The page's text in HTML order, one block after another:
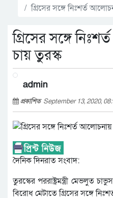
গ্রিসের সঙ্গে নিঃশর্ত
গ্রিসের সঙ্গে
চায় তুরস্ক
admin
প্রকাশিত September 13, 2020,
দৈনিক দিনরাত সংবাদ:
তুরস্কের পররাষ্ট্রমন্ত্রী মেভলুত
বিরোধ মেটাতে গ্রিসের সঙ্গে